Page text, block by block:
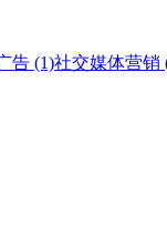
告 (1)社交媒体营销